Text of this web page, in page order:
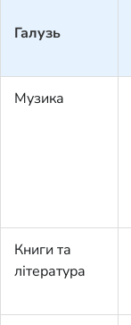
Галузь
Музика
Книги та
література